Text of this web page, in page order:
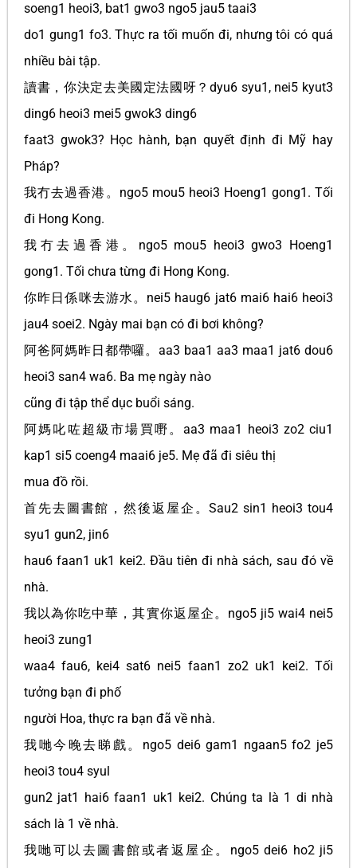
soeng1 heoi3, bat1 gwo3 ngo5 jau5 taai3
do1 gung1 fo3. Thực ra tối muốn đi, nhưng tôi có quá
nhiều bài tập.
讀書，你決定去美國定法國呀？dyu6 syu1, nei5 kyut3
ding6 heoi3 mei5 gwok3 ding6
faat3 gwok3? Học hành, bạn quyết định đi Mỹ hay
Pháp?
我冇去過香港。ngo5 mou5 heoi3 Hoeng1 gong1. Tối
đi Hong Kong.
我冇去過香港。ngo5 mou5 heoi3 gwo3 Hoeng1
gong1. Tối chưa từng đi Hong Kong.
你昨日係咪去游水。nei5 haug6 jat6 mai6 hai6 heoi3
jau4 soei2. Ngày mai bạn có đi bơi không?
阿爸阿媽昨日都帶囉。aa3 baa1 aa3 maa1 jat6 dou6
heoi3 san4 wa6. Ba mẹ ngày nào
cũng đi tập thể dục buổi sáng.
阿媽叱咗超級市場買嘢。aa3 maa1 heoi3 zo2 ciu1
kap1 si5 coeng4 maai6 je5. Mẹ đã đi siêu thị
mua đồ rồi.
首先去圖書館，然後返屋企。Sau2 sin1 heoi3 tou4
syu1 gun2, jin6
hau6 faan1 uk1 kei2. Đầu tiên đi nhà sách, sau đó về
nhà.
我以為你吃中華，其實你返屋企。ngo5 ji5 wai4 nei5
heoi3 zung1
waa4 fau6, kei4 sat6 nei5 faan1 zo2 uk1 kei2. Tối
tưởng bạn đi phố
người Hoa, thực ra bạn đã về nhà.
我哋今晚去睇戲。ngo5 dei6 gam1 ngaan5 fo2 je5
heoi3 tou4 syul
gun2 jat1 hai6 faan1 uk1 kei2. Chúng ta là 1 di nhà
sách là 1 về nhà.
我哋可以去圖書館或者返屋企。ngo5 dei6 ho2 ji5